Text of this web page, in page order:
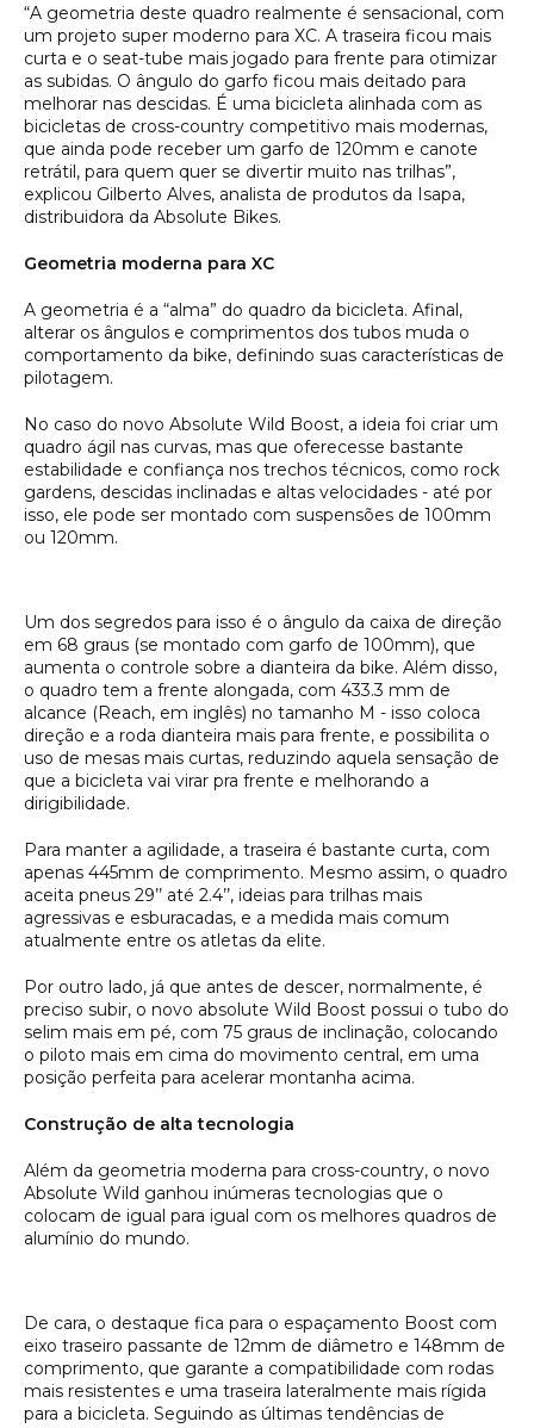
“A geometria deste quadro realmente é sensacional, com
um projeto super moderno para XC. A traseira ficou mais
curta e o seat-tube mais jogado para frente para otimizar
as subidas. O ângulo do garfo ficou mais deitado para
melhorar nas descidas. É uma bicicleta alinhada com as
bicicletas de cross-country competitivo mais modernas,
que ainda pode receber um garfo de 120mm e canote
retrátil, para quem quer se divertir muito nas trilhas”,
explicou Gilberto Alves, analista de produtos da Isapa,
distribuidora da Absolute Bikes.
Geometria moderna para XC
A geometria é a “alma” do quadro da bicicleta. Afinal,
alterar os ângulos e comprimentos dos tubos muda o
comportamento da bike, definindo suas características de
pilotagem.
No caso do novo Absolute Wild Boost, a ideia foi criar um
quadro ágil nas curvas, mas que oferecesse bastante
estabilidade e confiança nos trechos técnicos, como rock
gardens, descidas inclinadas e altas velocidades - até por
isso, ele pode ser montado com suspensões de 100mm
ou 120mm.
Um dos segredos para isso é o ângulo da caixa de direção
em 68 graus (se montado com garfo de 100mm), que
aumenta o controle sobre a dianteira da bike. Além disso,
o quadro tem a frente alongada, com 433.3 mm de
alcance (Reach, em inglês) no tamanho M - isso coloca
direção e a roda dianteira mais para frente, e possibilita o
uso de mesas mais curtas, reduzindo aquela sensação de
que a bicicleta vai virar pra frente e melhorando a
dirigibilidade.
Para manter a agilidade, a traseira é bastante curta, com
apenas 445mm de comprimento. Mesmo assim, o quadro
aceita pneus 29’’ até 2.4’’, ideias para trilhas mais
agressivas e esburacadas, e a medida mais comum
atualmente entre os atletas da elite.
Por outro lado, já que antes de descer, normalmente, é
preciso subir, o novo absolute Wild Boost possui o tubo do
selim mais em pé, com 75 graus de inclinação, colocando
o piloto mais em cima do movimento central, em uma
posição perfeita para acelerar montanha acima.
Construção de alta tecnologia
Além da geometria moderna para cross-country, o novo
Absolute Wild ganhou inúmeras tecnologias que o
colocam de igual para igual com os melhores quadros de
alumínio do mundo.
De cara, o destaque fica para o espaçamento Boost com
eixo traseiro passante de 12mm de diâmetro e 148mm de
comprimento, que garante a compatibilidade com rodas
mais resistentes e uma traseira lateralmente mais rígida
para a bicicleta. Seguindo as últimas tendências de